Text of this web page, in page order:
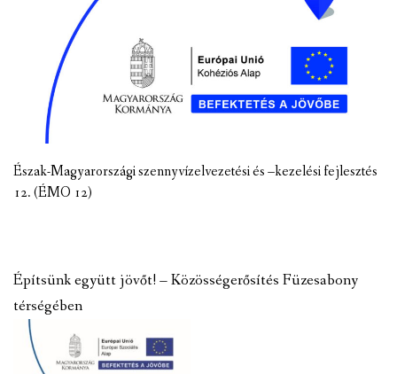
Észak-Magyarországi szennyvízelvezetési és –kezelési fejlesztés
12. (ÉMO 12)
Építsünk együtt jövőt! – Közösségerősítés Füzesabony
térségében